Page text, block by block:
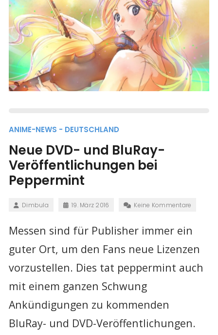
ANIME-NEWS - DEUTSCHLAND
Neue DVD- und BluRay-
Veröffentlichungen bei
Peppermint
Dimbula 19. März 2016 Keine Kommentare
Messen sind für Publisher immer ein
guter Ort, um den Fans neue Lizenzen
vorzustellen. Dies tat peppermint auch
mit einem ganzen Schwung
Ankündigungen zu kommenden
BluRay- und DVD-Veröffentlichungen.